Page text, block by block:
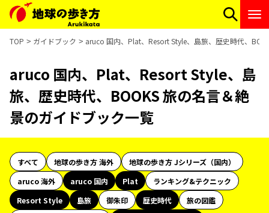
TOP ガイドブック aruco 国内、Plat、Resort Style、島旅、歴史時代、
aruco 国内、Plat、Resort Style、島
旅、歴史時代、BOOKS 旅の名言＆絶
景のガイドブック一覧
すべて 地球の歩き方 海外
地球の歩き方 Jシリーズ（国内）
aruco 海外
aruco 国内 Plat
ランキング&テクニック
Resort Style
島旅 御朱印 歴史時代
旅の図鑑